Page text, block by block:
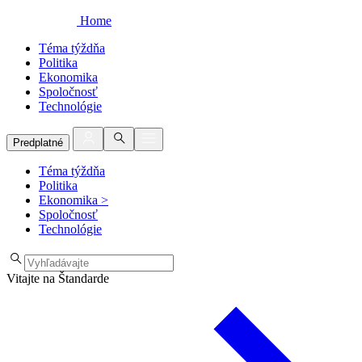
Home
Téma týždňa
Politika
Ekonomika
Spoločnosť
Technológie
Predplatné
Téma týždňa
Politika
Ekonomika >
Spoločnosť
Technológie
Vitajte na Štandarde